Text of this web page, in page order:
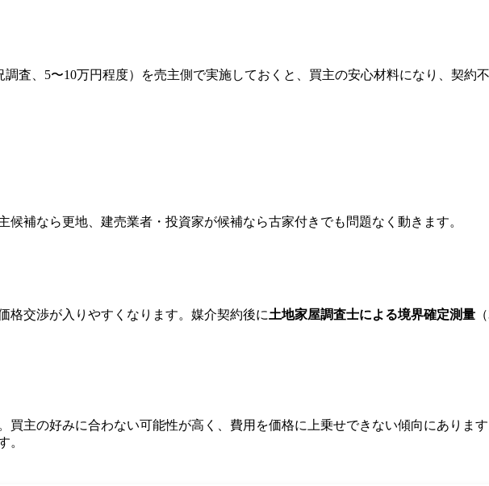
調査、5〜10万円程度）を売主側で実施しておくと、買主の安心材料になり、契約
補なら更地、建売業者・投資家が候補なら古家付きでも問題なく動きます。
格交渉が入りやすくなります。媒介契約後に土地家屋調査士による境界確定測量
。買主の好みに合わない可能性が高く、費用を価格に上乗せできない傾向にありま
。